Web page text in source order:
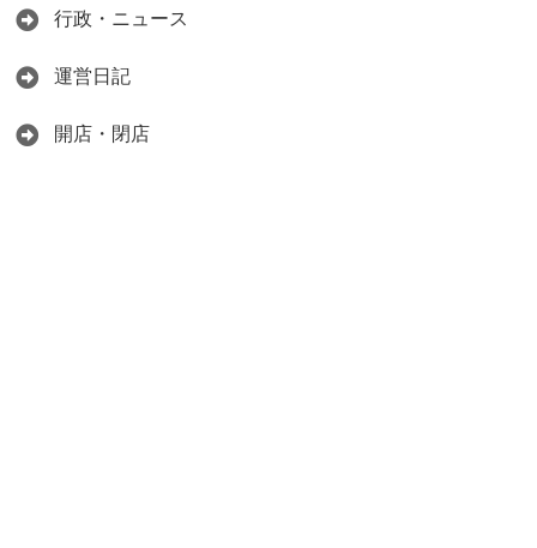
行政・ニュース
運営日記
開店・閉店